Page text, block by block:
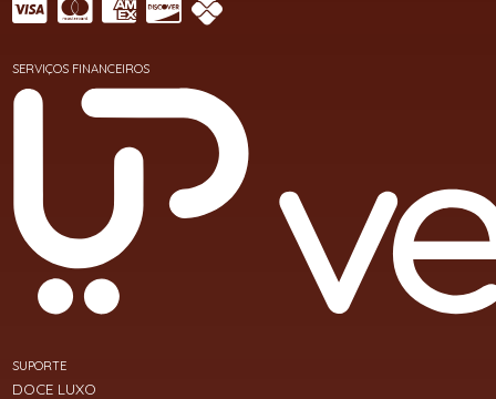
SERVIÇOS FINANCEIROS
SUPORTE
DOCE LUXO